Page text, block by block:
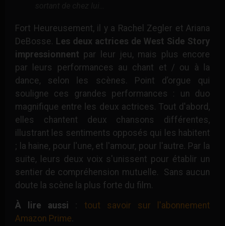
Fort Heureusement, il y a Rachel Zegler et Ariana
DeBosse. Les deux actrices de West Side Story
impressionnent par leur jeu, mais plus encore
par leurs performances au chant et / ou à la
dance, selon les scènes. Point d’orgue qui
souligne ces grandes performances : un duo
magnifique entre les deux actrices. Tout d'abord,
elles chantent deux chansons différentes,
illustrant les sentiments opposés qui les habitent
; la haine, pour l'une, et l'amour, pour l'autre. Par la
suite, leurs deux voix s'unissent pour établir un
sentier de compréhension mutuelle. Sans aucun
doute la scène la plus forte du film.
À lire aussi : tout savoir sur l'abonnement
Amazon Prime.